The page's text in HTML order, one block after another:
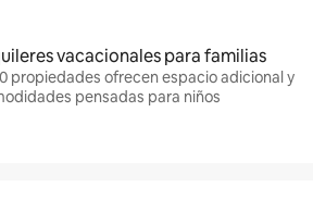
vacacionales para familias
propiedades ofrecen espacio adicional y
pensadas para niños